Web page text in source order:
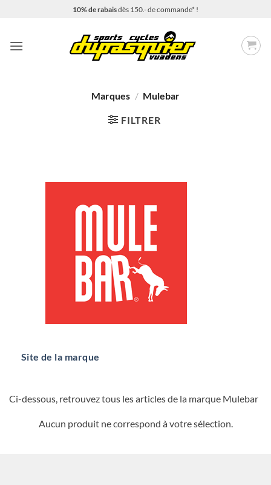
10% de rabaisdès 150.- de commande* !
Marques / Mulebar
FILTRER
Site de la marque
Ci-dessous, retrouvez tous les articles de la marque Mulebar
Aucun produit ne correspond à votre sélection.